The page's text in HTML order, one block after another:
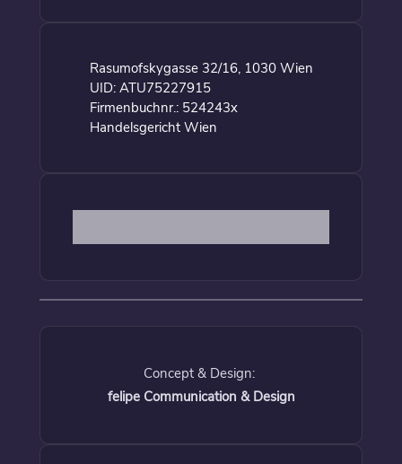
Rasumofskygasse 32/16, 1030 Wien
UID: ATU75227915
Firmenbuchnr.: 524243x
Handelsgericht Wien
Concept & Design:
felipe Communication & Design